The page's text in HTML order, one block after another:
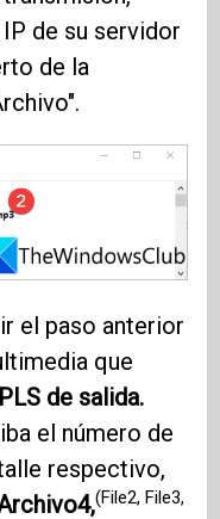
de su servidor
de la
el paso anterior
que
PLS de salida.
el número de
respectivo,
(File2, File3,